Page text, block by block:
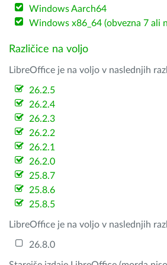
Windows Aarch64
Windows x86_64 (obvezna 7 ali
Različice na voljo
LibreOffice je na voljo v naslednjih
26.2.5
26.2.4
26.2.3
26.2.2
26.2.1
26.2.0
25.8.7
25.8.6
25.8.5
LibreOffice je na voljo v naslednjih
26.8.0